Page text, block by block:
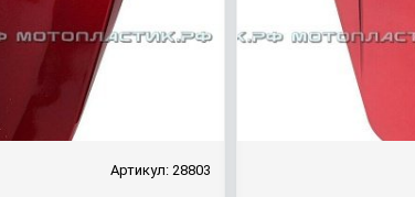
Артикул: 28803